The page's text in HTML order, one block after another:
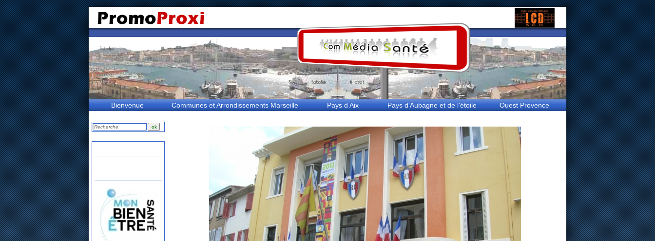
Bienvenue Communes et Arrondissements Marseille Pays d Aix Pays d'Aubagne et de l'étoile Ouest Provence